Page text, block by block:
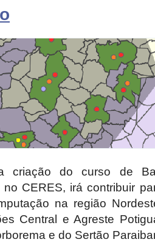
criação do curso de
no CERES, irá contribuir
na região
Central e Agreste
e do Sertão